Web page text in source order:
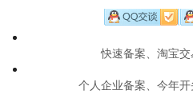
快速备案、淘宝
个人企业备案、今年